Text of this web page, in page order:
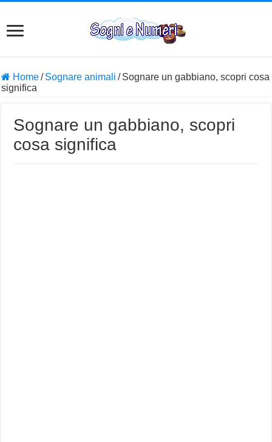
Home/ Sognare animali / Sognare un gabbiano, scopri cosa
significa
Sognare un gabbiano, scopri
cosa significa